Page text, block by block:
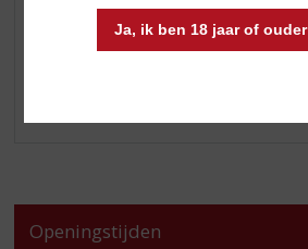
Ja, ik ben 18 jaar of ouder
GESCHENKVERPAKKING
(RELATIE)GESCHENKEN
Openingstijden